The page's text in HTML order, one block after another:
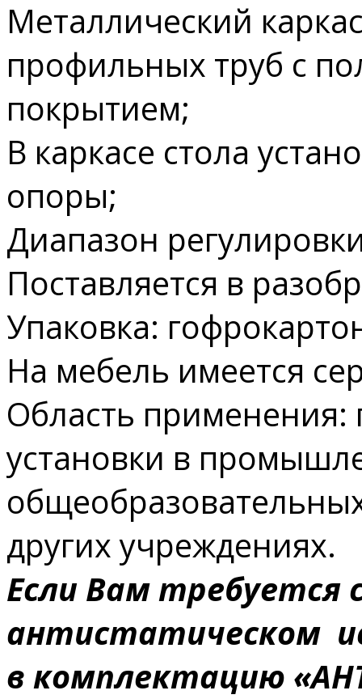
Металлический
профильных труб с
покрытием;
В каркасе стола
опоры;
Диапазон
Поставляется в
Упаковка:
На мебель имеется
Область применения:
установки в
других учреждениях.
Если Вам требуется
антистатическом
в комплектацию